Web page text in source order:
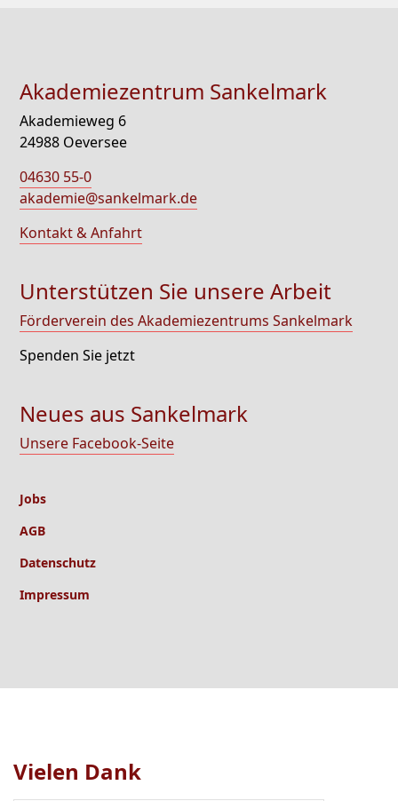
Akademiezentrum Sankelmark
Akademieweg 6
24988 Oeversee
04630 55-0
akademie@sankelmark.de
Kontakt & Anfahrt
Unterstützen Sie unsere Arbeit
Förderverein des Akademiezentrums Sankelmark
Spenden Sie jetzt
Neues aus Sankelmark
Unsere Facebook-Seite
Jobs
AGB
Datenschutz
Impressum
Vielen Dank